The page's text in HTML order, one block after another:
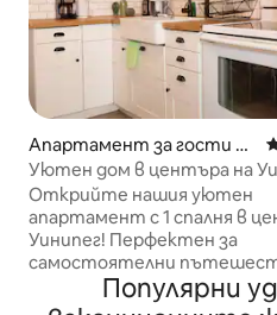
Апартамент за гости –
Winnipeg
Уютен дом в центъра на
безплатно паркиране
Открийте нашия уютен
апартамент с 1 спалня в
Уинипег! Перфектен за
самостоятелни
двойки или малки семейства.
на 15 минути от летището
Популярни